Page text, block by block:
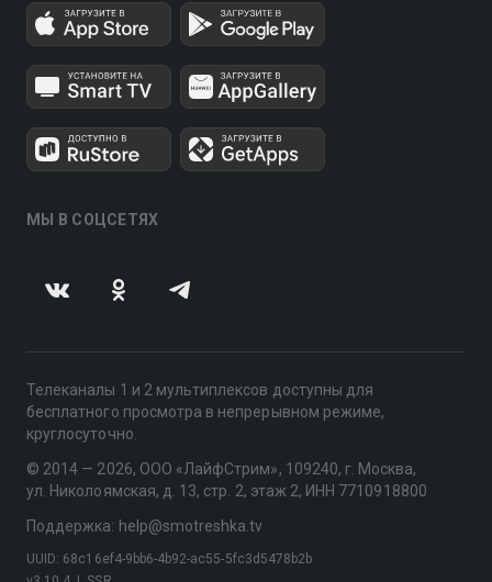
МЫ В СОЦСЕТЯХ
Телеканалы 1 и 2 мультиплексов доступны для
бесплатного просмотра в непрерывном режиме,
круглосуточно.
© 2014 — 2026, ООО «ЛайфСтрим», 109240, г. Москва,
ул. Николоямская, д. 13, стр. 2, этаж 2, ИНН 7710918800
Поддержка: help@smotreshka.tv
UUID: 68c16ef4-9bb6-4b92-ac55-5fc3d5478b2b